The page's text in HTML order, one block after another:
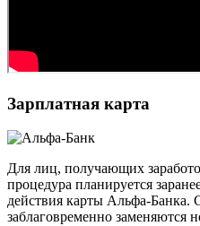
Зарплатная карта
Для лиц, получающих
процедура планируется
действия карты Альфа-Банка.
заблаговременно заменяются